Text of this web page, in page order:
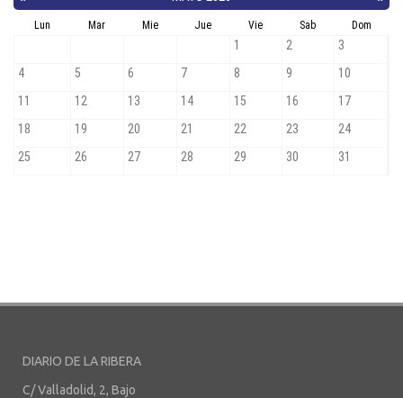
DIARIO DE LA RIBERA
C/ Valladolid, 2, Bajo